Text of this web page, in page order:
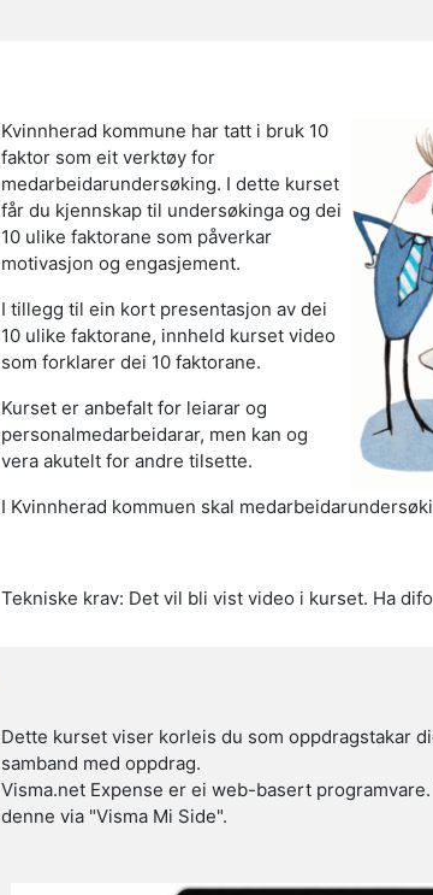
Kvinnherad kommune har tatt i bruk 10
faktor som eit verktøy for
medarbeidarundersøking. I dette kurset
får du kjennskap til undersøkinga og dei
10 ulike faktorane som påverkar
motivasjon og engasjement.
I tillegg til ein kort presentasjon av dei
10 ulike faktorane, innheld kurset video
som forklarer dei 10 faktorane.
Kurset er anbefalt for leiarar og
personalmedarbeidarar, men kan og
vera akutelt for andre tilsette.
I Kvinnherad kommuen skal
Tekniske krav: Det vil bli vist video i kurset. Ha
Dette kurset viser korleis du som oppdragstakar
samband med oppdrag.
Visma.net Expense er ei web-basert
denne via "Visma Mi Side".